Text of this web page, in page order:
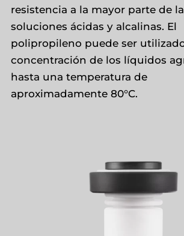
resistencia a la mayor parte de
soluciones ácidas y alcalinas. El
polipropileno puede ser
concentración de los líquidos
hasta una temperatura de
aproximadamente 80°C.